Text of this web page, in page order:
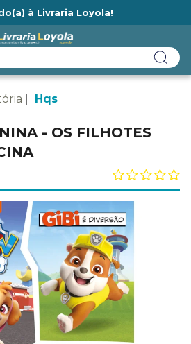
à Livraria Loyola!
Hqs
- OS FILHOTES